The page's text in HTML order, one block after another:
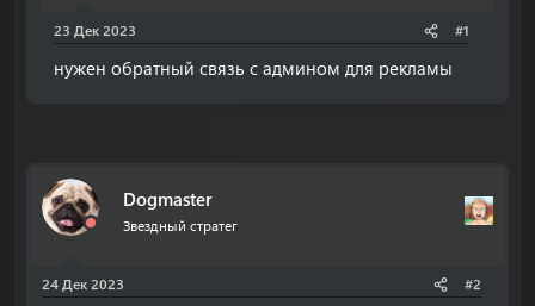
ы
л
23 Дек 2023 #1
нужен обратный связь с админом для рекламы
Dogmaster
Звездный стратег
24 Дек 2023 #2